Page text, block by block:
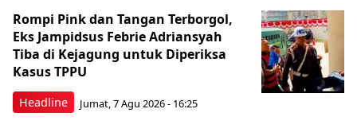
Headline
Rompi Pink dan Tangan Terborgol,
Eks Jampidsus Febrie Adriansyah
Tiba di Kejagung untuk Diperiksa
Kasus TPPU
Jumat, 7 Agu 2026 - 16:25